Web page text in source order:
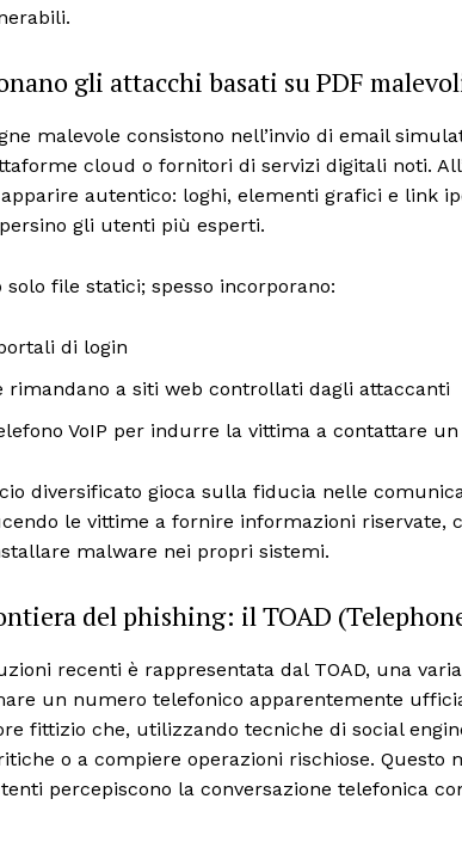
gli attacchi basati su PDF
malevole consistono nell’invio di email
cloud o fornitori di servizi digitali noti.
autentico: loghi, elementi grafici e link
gli utenti più esperti.
solo file statici; spesso incorporano:
di login
rimandano a siti web controllati dagli attaccanti
VoIP per indurre la vittima a contattare
diversificato gioca sulla fiducia nelle
le vittime a fornire informazioni riservate,
malware nei propri sistemi.
del phishing: il TOAD
recenti è rappresentata dal TOAD, una
un numero telefonico apparentemente
fittizio che, utilizzando tecniche di social
o a compiere operazioni rischiose.
percepiscono la conversazione telefonica